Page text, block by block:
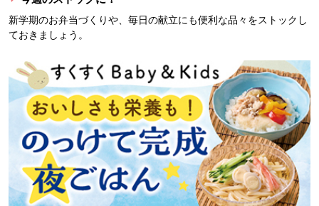
新学期のお弁当づくりや、毎日の献立にも便利な品々をストックし
ておきましょう。